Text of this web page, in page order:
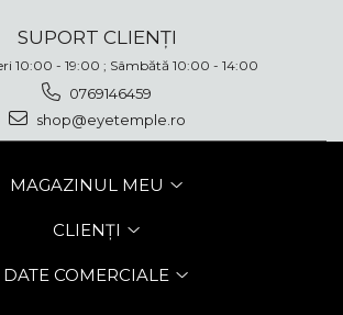
SUPORT CLIENȚI
10:00 - 19:00 ; Sâmbătă 10:00 - 14:00
0769146459
shop@eyetemple.ro
MAGAZINUL MEU
CLIENȚI
DATE COMERCIALE